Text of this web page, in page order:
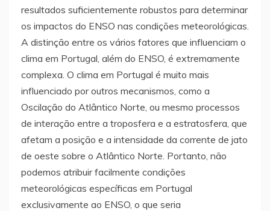
resultados suficientemente robustos para determinar
os impactos do ENSO nas condições meteorológicas.
A distinção entre os vários fatores que influenciam o
clima em Portugal, além do ENSO, é extremamente
complexa. O clima em Portugal é muito mais
influenciado por outros mecanismos, como a
Oscilação do Atlântico Norte, ou mesmo processos
de interação entre a troposfera e a estratosfera, que
afetam a posição e a intensidade da corrente de jato
de oeste sobre o Atlântico Norte. Portanto, não
podemos atribuir facilmente condições
meteorológicas específicas em Portugal
exclusivamente ao ENSO, o que seria